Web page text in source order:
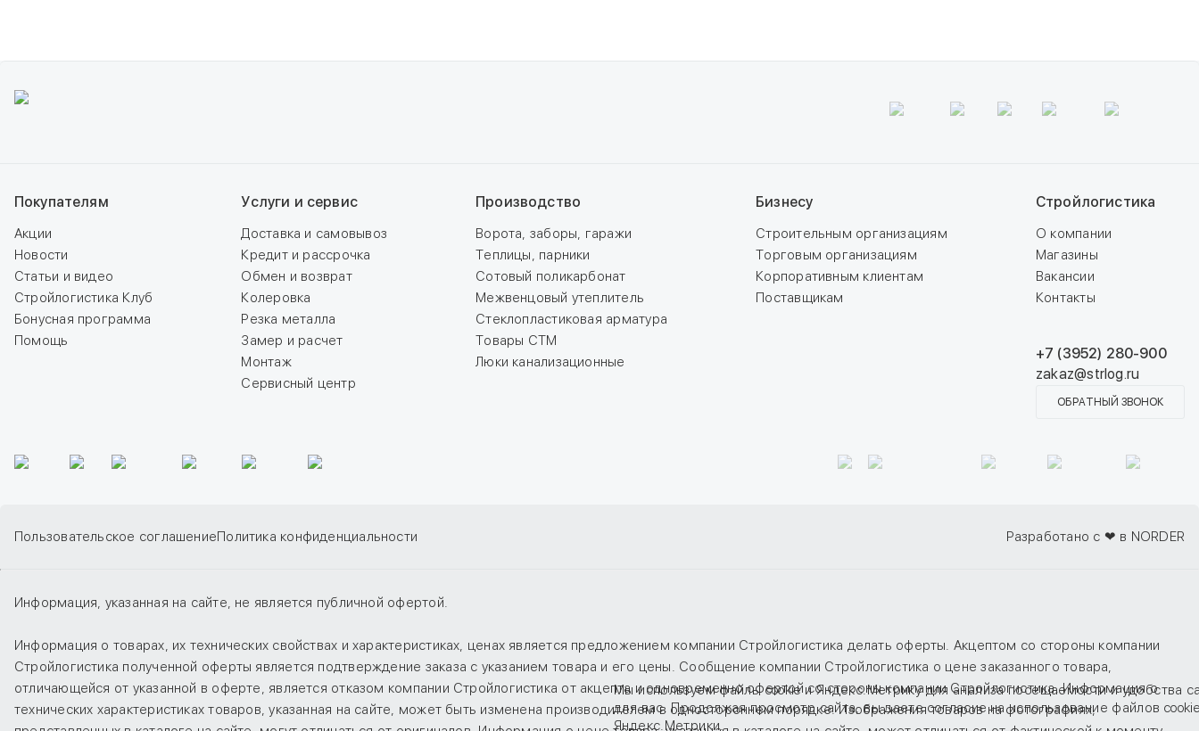
Покупателям
Акции
Новости
Статьи и видео
Стройлогистика Клуб
Бонусная программа
Помощь
Услуги и сервис
Доставка и самовывоз
Кредит и рассрочка
Обмен и возврат
Колеровка
Резка металла
Замер и расчет
Монтаж
Сервисный центр
Производство
Ворота, заборы, гаражи
Теплицы, парники
Сотовый поликарбонат
Межвенцовый утеплитель
Стеклопластиковая арматура
Товары СТМ
Люки канализационные
Бизнесу
Строительным организациям
Торговым организациям
Корпоративным клиентам
Поставщикам
Стройлогистика
О компании
Магазины
Вакансии
Контакты
+7 (3952) 280-900
zakaz@strlog.ru
ОБРАТНЫЙ ЗВОНОК
Пользовательское соглашениеПолитика конфиденциальности Разработано с ❤ в NORDER
Информация, указанная на сайте, не является публичной офертой.
Информация о товарах, их технических свойствах и характеристиках, ценах является предложением компании Стройлогистика делать оферты. Акцептом со стороны компании
Стройлогистика полученной оферты является подтверждение заказа с указанием товара и его цены. Сообщение компании Стройлогистика о цене заказанного товара,
отличающейся от указанной в оферте, является отказом компании Стройлогистика от акцепта и одновременно офертой со стороны компании Стройлогистика. Информация о
технических характеристиках товаров, указанная на сайте, может быть изменена производителем в одностороннем порядке. Изображения товаров на фотографиях,
Мы используем файлы cookie и Яндекс.Метрику для анализа посещаемости и удобства
для вас. Продолжая просмотр сайта, вы даете согласие на использование файлов
Яндекс.Метрики.